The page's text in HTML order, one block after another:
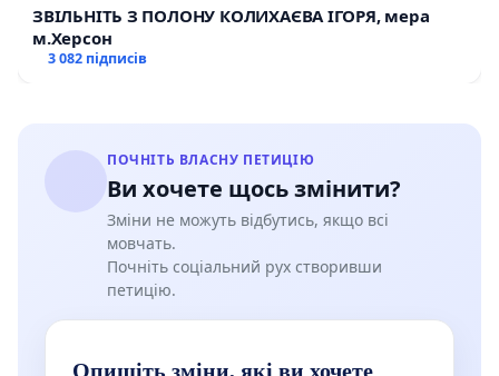
ЗВІЛЬНІТЬ З ПОЛОНУ КОЛИХАЄВА ІГОРЯ, мера
м.Херсон
3 082 підписів
ПОЧНІТЬ ВЛАСНУ ПЕТИЦІЮ
Ви хочете щось змінити?
Зміни не можуть відбутись, якщо всі
мовчать.
Почніть соціальний рух створивши
петицію.
Опишіть зміни, які ви хочете